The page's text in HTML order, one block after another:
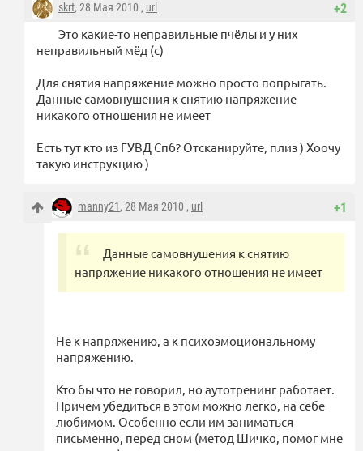
+2
skrt, 28 Мая 2010 , url
Это какие-то неправильные пчёлы и у них
неправильный мёд (с)
Для снятия напряжение можно просто попрыгать.
Данные самовнушения к снятию напряжение
никакого отношения не имеет
Есть тут кто из ГУВД Спб? Отсканируйте, плиз ) Хоочу
такую инструкцию )
+1
manny21, 28 Мая 2010 , url
Данные самовнушения к снятию
напряжение никакого отношения не имеет
Не к напряжению, а к психоэмоциональному
напряжению.
Кто бы что не говорил, но аутотренинг работает.
Причем убедиться в этом можно легко, на себе
любимом. Особенно если им заниматься
письменно, перед сном (метод Шичко, помог мне